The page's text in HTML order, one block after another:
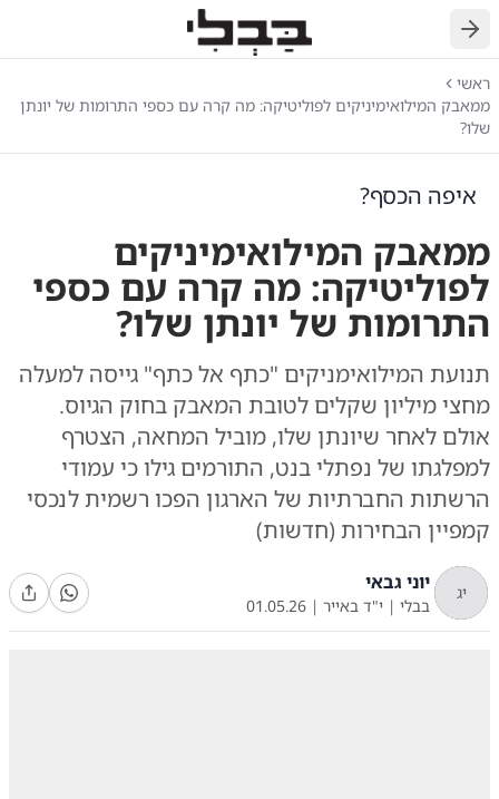
חזרה
ראשי
ממאבק המילואימיניקים לפוליטיקה: מה קרה עם כספי התרומות של יונתן
שלו?
איפה הכסף?
ממאבק המילואימיניקים
לפוליטיקה: מה קרה עם כספי
התרומות של יונתן שלו?
תנועת המילואימניקים "כתף אל כתף" גייסה למעלה
מחצי מיליון שקלים לטובת המאבק בחוק הגיוס.
אולם לאחר שיונתן שלו, מוביל המחאה, הצטרף
למפלגתו של נפתלי בנט, התורמים גילו כי עמודי
הרשתות החברתיות של הארגון הפכו רשמית לנכסי
קמפיין הבחירות (חדשות)
יג יוני גבאי
בבלי | י"ד באייר |
01.05.26